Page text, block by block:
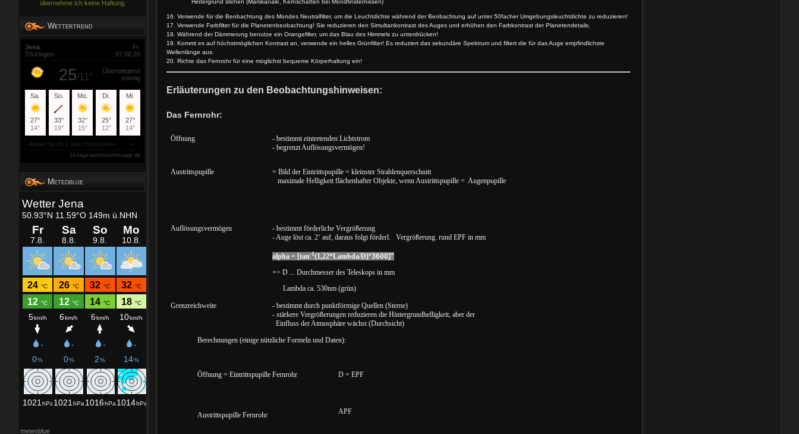
übernehme ich keine Haftung.
Wettertrend
Meteoblue
meteoblue
Hintergrund stehen (Marskanäle, Kernschatten bei Mondfinsternissen)
16. Verwende für die Beobachtung des Mondes Neutralfilter, um die Leuchtdichte während der Beobachtung auf unter 50facher Umgebungsleuchtdichte zu reduzieren!
17. Verwende Farbfilter für die Planetenbeobachtung! Sie reduzieren den Simultankontrast des Auges und erhöhen den Farbkontrast der Planetendetails.
18. Während der Dämmerung benutze ein Orangefilter, um das Blau des Himmels zu unterdrücken!
19. Kommt es auf höchstmöglichen Kontrast an, verwende ein helles Grünfilter! Es reduziert das sekundäre Spektrum und filtert die für das Auge empfindlichste
Wellenlänge aus.
20. Richte das Fernrohr für eine möglichst bequeme Körperhaltung ein!
Erläuterungen zu den Beobachtungshinweisen:
Das Fernrohr:
Öffnung
- bestimmt eintretenden Lichtstrom
- begrenzt Auflösungsvermögen!
Austrittspupille
= Bild der Eintrittspupille = kleinster Strahlenquerschnitt
maximale Helligkeit flächenhafter Objekte, wenn Austrittspupille = Augenpupille
Auflösungsvermögen
- bestimmt förderliche Vergrößerung
- Auge löst ca. 2‘ auf, daraus folgt förderl. Vergrößerung. rund EPF in mm
alpha = [tan-1(1,22*Lambda/D)*3600]"
=> D ... Durchmesser des Teleskops in mm
Lambda ca. 530nm (grün)
Grenzreichweite
- bestimmt durch punktförmige Quellen (Sterne)
- stärkere Vergrößerungen reduzieren die Hintergrundhelligkeit, aber der
Einfluss der Atmosphäre wächst (Durchsicht)
Berechnungen (einige nützliche Formeln und Daten):
Öffnung = Eintrittspupille Fernrohr D = EPF
Austrittspupille Fernrohr APF